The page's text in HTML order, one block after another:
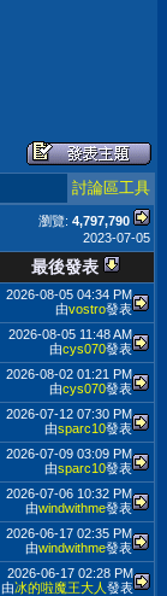
討論區工具
瀏覽: 4,797,790
2023-07-05
最後發表
2026-08-05 04:34 PM
由vostro發表
2026-08-05 11:48 AM
由cys070發表
2026-08-02 01:21 PM
由cys070發表
2026-07-12 07:30 PM
由sparc10發表
2026-07-09 03:09 PM
由sparc10發表
2026-07-06 10:32 PM
由windwithme發表
2026-06-17 02:35 PM
由windwithme發表
2026-06-17 02:28 PM
由冰的啦魔王大人 發表